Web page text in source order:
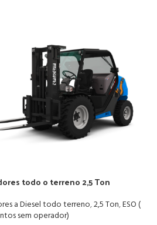
todo o terreno 2,5 Ton
a Diesel todo terreno,2,5 Ton,ESO (
sem operador)